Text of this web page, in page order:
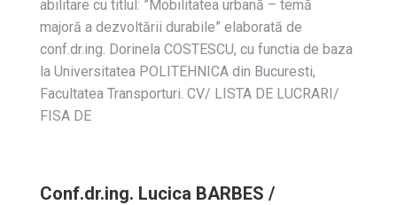
abilitare cu titlul: ”Mobilitatea urbană – temă
majoră a dezvoltării durabile” elaborată de
conf.dr.ing. Dorinela COSTESCU, cu functia de baza
la Universitatea POLITEHNICA din Bucuresti,
Facultatea Transporturi. CV/ LISTA DE LUCRARI/
FISA DE
Conf.dr.ing. Lucica BARBES /